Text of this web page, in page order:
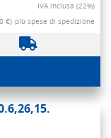
IVA inclusa (22%)
€) più spese di spedizione